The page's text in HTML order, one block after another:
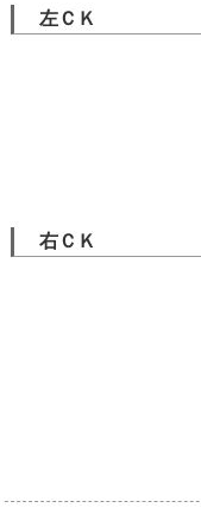
左ＣＫ
右ＣＫ